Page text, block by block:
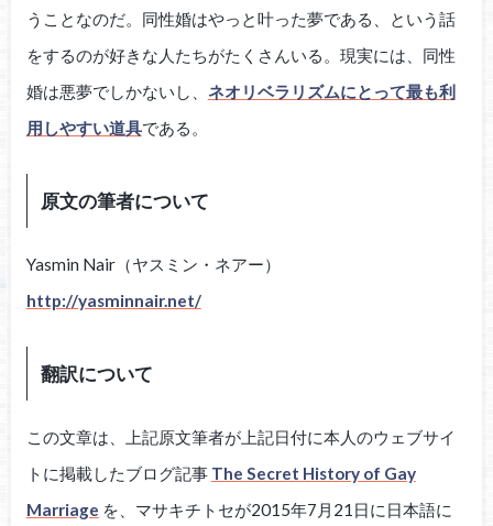
うことなのだ。同性婚はやっと叶った夢である、という話
をするのが好きな人たちがたくさんいる。現実には、同性
婚は悪夢でしかないし、 ネオリベラリズムにとって最も利
用しやすい道具である。
原文の筆者について
Yasmin Nair（ヤスミン・ネアー）
http://yasminnair.net/
翻訳について
この文章は、上記原文筆者が上記日付に本人のウェブサイ
トに掲載したブログ記事 The Secret History of Gay
Marriage を、マサキチトセが2015年7月21日に日本語に